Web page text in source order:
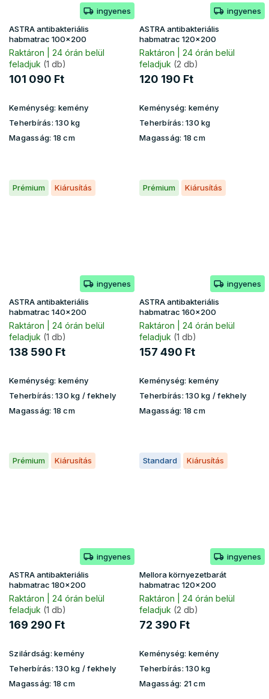
ingyenes
ASTRA antibakteriális
habmatrac 100x200
Raktáron | 24 órán belül
feladjuk (1 db)
101 090 Ft
Keménység: kemény
Teherbírás: 130 kg
Magasság: 18 cm
ingyenes
ASTRA antibakteriális
habmatrac 120x200
Raktáron | 24 órán belül
feladjuk (2 db)
120 190 Ft
Keménység: kemény
Teherbírás: 130 kg
Magasság: 18 cm
Prémium Kiárusítás
ingyenes
ASTRA antibakteriális
habmatrac 140x200
Raktáron | 24 órán belül
feladjuk (1 db)
138 590 Ft
Keménység: kemény
Teherbírás: 130 kg / fekhely
Magasság: 18 cm
Prémium Kiárusítás
ingyenes
ASTRA antibakteriális
habmatrac 160x200
Raktáron | 24 órán belül
feladjuk (1 db)
157 490 Ft
Keménység: kemény
Teherbírás: 130 kg / fekhely
Magasság: 18 cm
Prémium Kiárusítás
ingyenes
ASTRA antibakteriális
habmatrac 180x200
Raktáron | 24 órán belül
feladjuk (1 db)
169 290 Ft
Szilárdság: kemény
Teherbírás: 130 kg / fekhely
Magasság: 18 cm
Standard Kiárusítás
ingyenes
Mellora környezetbarát
habmatrac 120x200
Raktáron | 24 órán belül
feladjuk (2 db)
72 390 Ft
Keménység: kemény
Teherbírás: 130 kg
Magasság: 21 cm